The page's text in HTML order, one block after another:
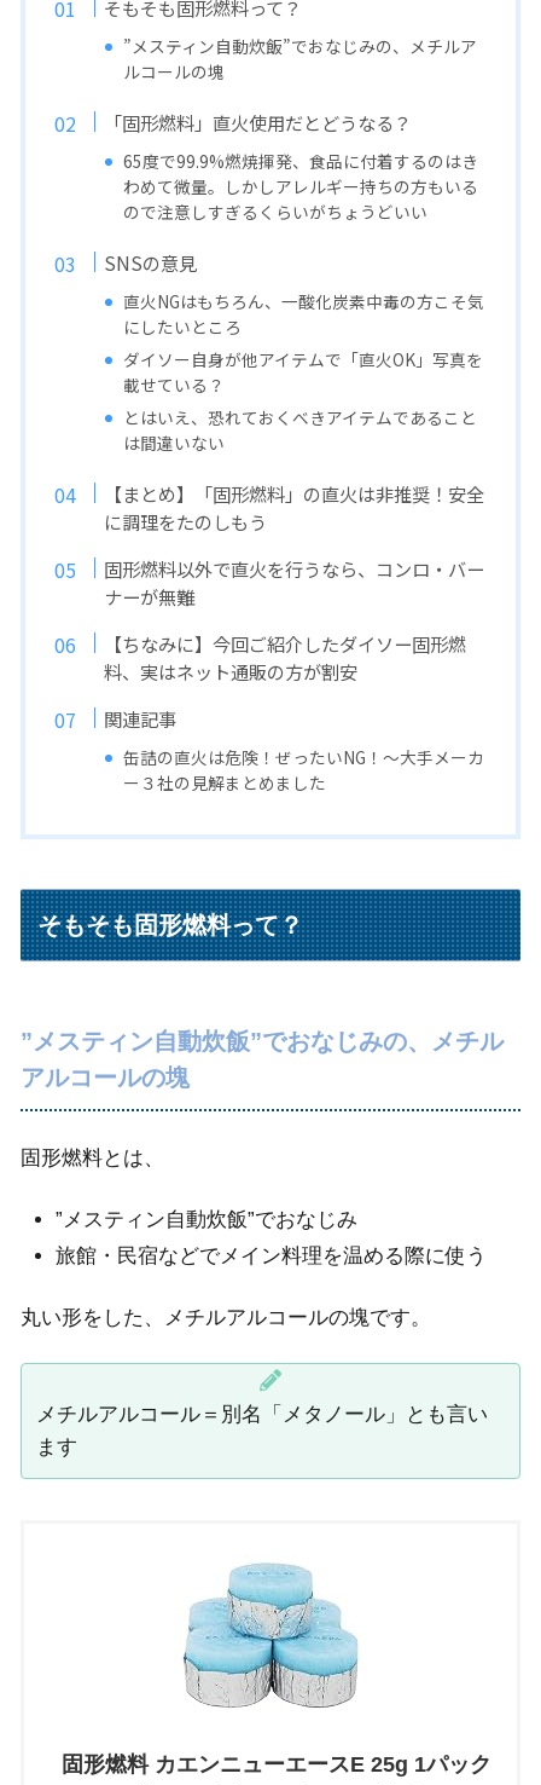
そもそも固形燃料って？
”メスティン自動炊飯”でおなじみの、メチルア
ルコールの塊
「固形燃料」直火使用だとどうなる？
65度で99.9%燃焼揮発、食品に付着するのはき
わめて微量。しかしアレルギー持ちの方もいる
ので注意しすぎるくらいがちょうどいい
SNSの意見
直火NGはもちろん、一酸化炭素中毒の方こそ気
にしたいところ
ダイソー自身が他アイテムで「直火OK」写真を
載せている？
とはいえ、恐れておくべきアイテムであること
は間違いない
【まとめ】「固形燃料」の直火は非推奨！安全
に調理をたのしもう
固形燃料以外で直火を行うなら、コンロ・バー
ナーが無難
【ちなみに】今回ご紹介したダイソー固形燃
料、実はネット通販の方が割安
関連記事
缶詰の直火は危険！ぜったいNG！〜大手メーカ
ー３社の見解まとめました
そもそも固形燃料って？
”メスティン自動炊飯”でおなじみの、メチル
アルコールの塊
固形燃料とは、
”メスティン自動炊飯”でおなじみ
旅館・民宿などでメイン料理を温める際に使う
丸い形をした、メチルアルコールの塊です。
メチルアルコール＝別名「メタノール」とも言い
ます
固形燃料 カエンニューエースE 25g 1パック